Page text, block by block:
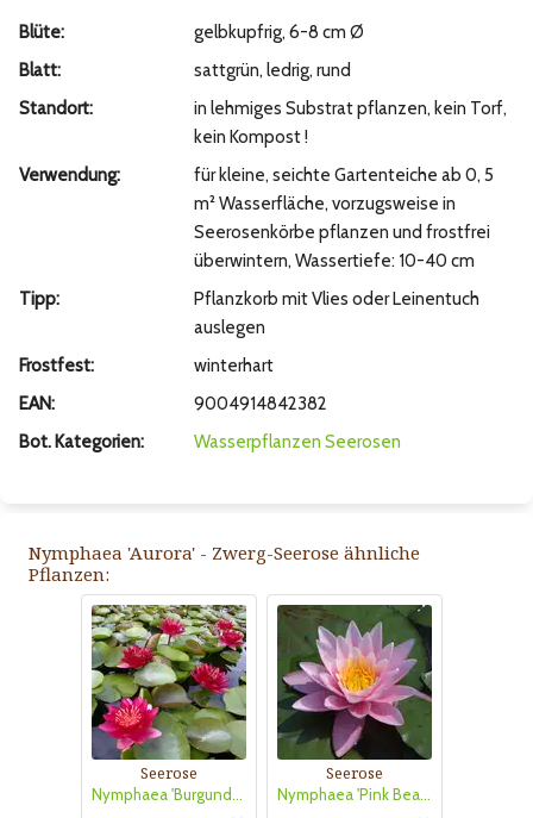
Blüte:
gelbkupfrig, 6-8 cm Ø
Blatt:
sattgrün, ledrig, rund
Standort:
in lehmiges Substrat pflanzen, kein Torf,
kein Kompost !
Verwendung:
für kleine, seichte Gartenteiche ab 0, 5
m² Wasserfläche, vorzugsweise in
Seerosenkörbe pflanzen und frostfrei
überwintern, Wassertiefe: 10-40 cm
Tipp:
Pflanzkorb mit Vlies oder Leinentuch
auslegen
Frostfest:
winterhart
EAN:
9004914842382
Bot. Kategorien:
Wasserpflanzen Seerosen
Nymphaea 'Aurora' - Zwerg-Seerose ähnliche
Pflanzen:
Seerose
Nymphaea 'Burgundy Princess'
Seerose
Nymphaea 'Pink Beauty'